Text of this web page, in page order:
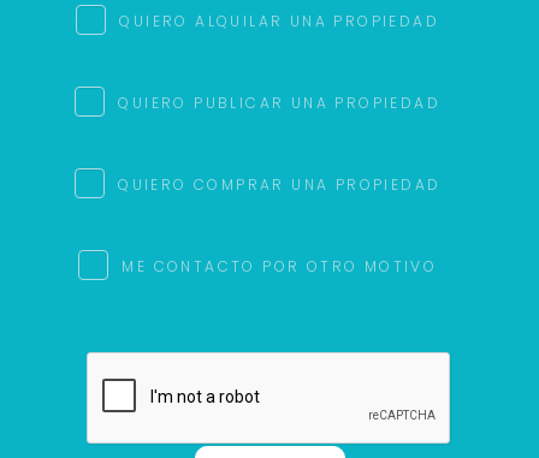
QUIERO ALQUILAR UNA PROPIEDAD
QUIERO PUBLICAR UNA PROPIEDAD
QUIERO COMPRAR UNA PROPIEDAD
ME CONTACTO POR OTRO MOTIVO